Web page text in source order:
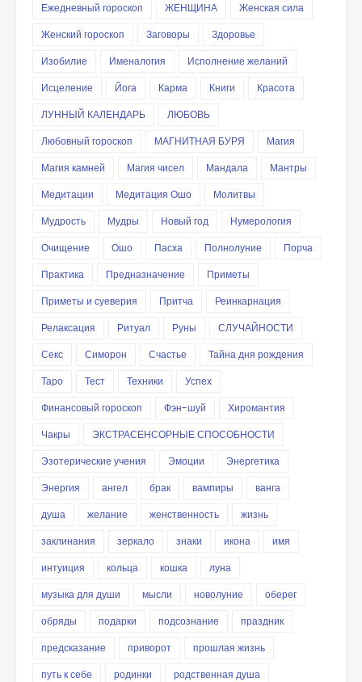
Ежедневный гороскоп
ЖЕНЩИНА
Женская сила
Женский гороскоп
Заговоры
Здоровье
Изобилие
Именалогия
Исполнение желаний
Исцеление
Йога Карма Книги
Красота
ЛУННЫЙ КАЛЕНДАРЬ
ЛЮБОВЬ
Любовный гороскоп
МАГНИТНАЯ БУРЯ
Магия
Магия камней
Магия чисел Мандала
Мантры
Медитации
Медитация Ошо
Молитвы
Мудрость
Мудры Новый год
Нумерология
Очищение
Ошо Пасха Полнолуние
Порча
Практика
Предназначение
Приметы
Приметы и суеверия
Притча
Реинкарнация
Релаксация
Ритуал Руны
СЛУЧАЙНОСТИ
Секс
Симорон Счастье
Тайна дня рождения
Таро
Тест Техники
Успех
Финансовый гороскоп
Фэн-шуй
Хиромантия
Чакры
ЭКСТРАСЕНСОРНЫЕ СПОСОБНОСТИ
Эзотерические учения
Эмоции
Энергетика
Энергия
ангел брак вампиры
ванга
душа
желание женственность
жизнь
заклинания
зеркало знаки икона
имя
интуиция
кольца кошка
луна
музыка для души
мысли новолуние
оберег
обряды
подарки подсознание
праздник
предсказание
приворот
прошлая жизнь
путь к себе
родинки
родственная душа